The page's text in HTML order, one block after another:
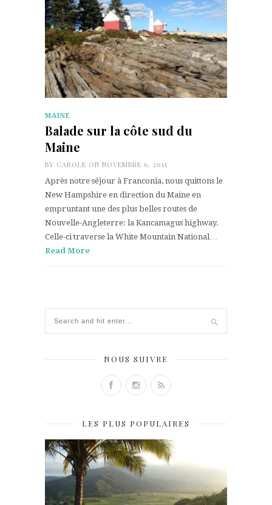
MAINE
Balade sur la côte sud du
Maine
BY CAROLE ON NOVEMBRE 6, 2015
Après notre séjour à Franconia, nous quittons le
New Hampshire en direction du Maine en
empruntant une des plus belles routes de
Nouvelle-Angleterre: la Kancamagus highway.
Celle-ci traverse la White Mountain National…
Read More
NOUS SUIVRE
LES PLUS POPULAIRES